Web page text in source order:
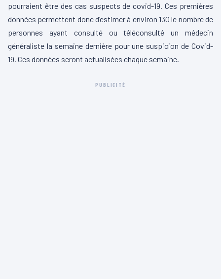
pourraient être des cas suspects de covid-19. Ces premières
données permettent donc d’estimer à environ 130 le nombre de
personnes ayant consulté ou téléconsulté un médecin
généraliste la semaine dernière pour une suspicion de Covid-
19. Ces données seront actualisées chaque semaine.
PUBLICITÉ